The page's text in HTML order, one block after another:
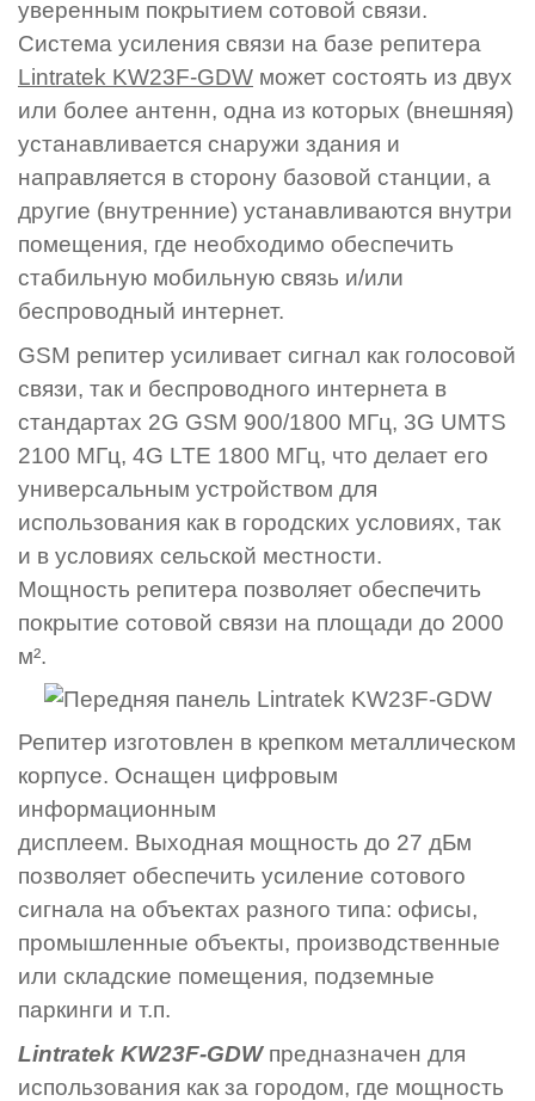
уверенным покрытием сотовой связи.
Система усиления связи на базе репитера
Lintratek KW23F-GDW может состоять из двух
или более антенн, одна из которых (внешняя)
устанавливается снаружи здания и
направляется в сторону базовой станции, а
другие (внутренние) устанавливаются внутри
помещения, где необходимо обеспечить
стабильную мобильную связь и/или
беспроводный интернет.
GSM репитер усиливает сигнал как голосовой
связи, так и беспроводного интернета в
стандартах 2G GSM 900/1800 МГц, 3G UMTS
2100 МГц, 4G LTE 1800 МГц, что делает его
универсальным устройством для
использования как в городских условиях, так
и в условиях сельской местности.
Мощность репитера позволяет обеспечить
покрытие сотовой связи на площади до 2000
м².
Репитер изготовлен в крепком металлическом
корпусе. Оснащен цифровым
информационным
дисплеем. Выходная мощность до 27 дБм
позволяет обеспечить усиление сотового
сигнала на объектах разного типа: офисы,
промышленные объекты, производственные
или складские помещения, подземные
паркинги и т.п.
Lintratek KW23F-GDWпредназначен для
использования как за городом, где мощность